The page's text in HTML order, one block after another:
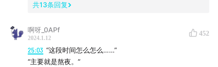
郭柯宇是高感受型人，天生的文学家
25:28 不鼓吹成长，不改变也没关系，尊重人打开的节奏
节目无法复制，当人不一样，一切都不一样
导演会测试所有游戏设置，甚至会“动用”前任
共13条回复
啊呀_0APf
2024.1.12
452
25:03 “这段时间怎么怎么……”
“主要就是熬夜。”